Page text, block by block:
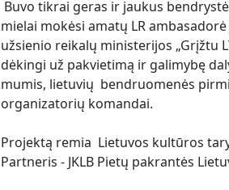
Buvo tikrai geras ir jaukus
mielai mokėsi amatų LR
užsienio reikalų ministerijos „Grįžtu
dėkingi už pakvietimą ir galimybę
mumis, lietuvių bendruomenės
organizatorių komandai.
Projektą remia Lietuvos kultūros
Partneris - JKLB Pietų pakrantės